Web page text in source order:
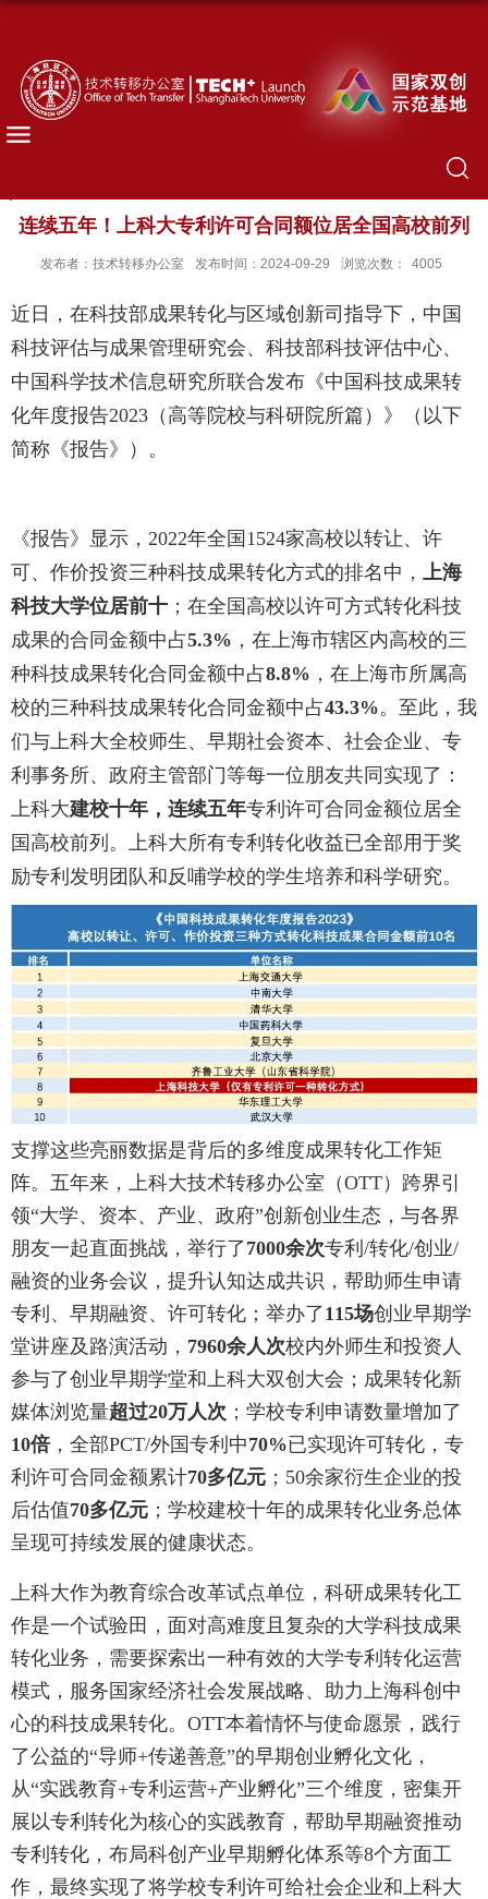
连续五年！上科大专利许可合同额位居全国高校前列
发布者：技术转移办公室 发布时间：2024-09-29 浏览次数： 4005
近日，在科技部成果转化与区域创新司指导下，中国
科技评估与成果管理研究会、科技部科技评估中心、
中国科学技术信息研究所联合发布《中国科技成果转
化年度报告2023（高等院校与科研院所篇）》（以下
简称《报告》）。
《报告》显示，2022年全国1524家高校以转让、许
可、作价投资三种科技成果转化方式的排名中，
上海
科技大学位居前十 ； 在全国高校以许可方式转化科技
成果的合同金额中占5.3% ，在上海市辖区内高校的三
种科技成果转化合同金额中占8.8% ，在上海市所属高
校的三种科技成果转化合同金额中占43.3%。 至此，我
们与上科大全校师生、早期社会资本、社会企业、专
利事务所、政府主管部门等每一位朋友共同实现了：
上科大建校十年，连续五年专利许可合同金额位居全
国高校前列。
上科大所有专利转化收益已全部用于奖
励专利发明团队和反哺学校的学生培养和科学研究。
支撑这些亮丽数据是背后的多维度成果转化工作矩
阵。五年来，上科大技术转移办公室（OTT）跨界引
领“大学、资本、产业、政府”创新创业生态，与各界
朋友一起直面挑战，举行了7000余次专利/转化/创业/
融资的业务会议，提升认知达成共识，帮助师生申请
专利、早期融资、许可转化；举办了115场创业早期学
堂讲座及路演活动， 7960余人次校内外师生和投资人
参与了创业早期学堂和上科大双创大会；成果转化新
媒体浏览量超过20万人次 ；学校专利申请数量增加了
10倍，全部PCT/外国专利中70%已实现许可转化，专
利许可合同金额累计70多亿元 ；50余家衍生企业的投
后估值70多亿元 ；学校建校十年的成果转化业务总体
呈现可持续发展的健康状态。
上科大作为教育综合改革试点单位，科研成果转化工
作是一个试验田，面对高难度且复杂的大学科技成果
转化业务，需要探索出一种有效的大学专利转化运营
模式，服务国家经济社会发展战略、助力上海科创中
心的科技成果转化。OTT本着情怀与使命愿景，践行
了公益的“导师+传递善意”的早期创业孵化文化，
从“实践教育+专利运营+产业孵化”三个维度，密集开
展以专利转化为核心的实践教育，帮助早期融资推动
专利转化，布局科创产业早期孵化体系等8个方面工
作，最终实现了将学校专利许可给社会企业和上科大